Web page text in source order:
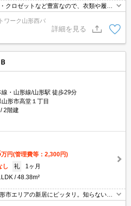
クロゼットなど豊富なので、衣類や履き
。来訪者の確認ができる、安心のTVイン
能スペースがあるので遠くへの駐車が不
かいお風呂を楽しめる、追い焚き機能付
ワーク山形西バ
詳細を見る
線・山形線/山形駅 徒歩29分
山形市高堂１丁目
2階建
万円(管理費等：2,300円)
し 礼
1ヶ月
48.38m²
市エリアの新居にピッタリ。知らない人